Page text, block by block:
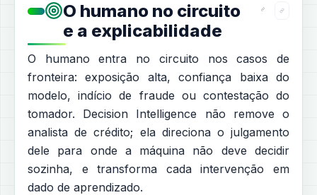
O humano no circuito
e a explicabilidade
O humano entra no circuito nos casos de
fronteira: exposição alta, confiança baixa do
modelo, indício de fraude ou contestação do
tomador. Decision Intelligence não remove o
analista de crédito; ela direciona o julgamento
dele para onde a máquina não deve decidir
sozinha, e transforma cada intervenção em
dado de aprendizado.